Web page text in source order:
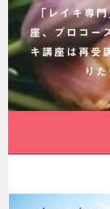
「レイキ専
座、プロコー
キ講座は再受
り